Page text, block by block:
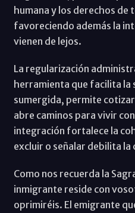
humana y los derechos de
favoreciendo además la
vienen de lejos.
La regularización
herramienta que facilita la
sumergida, permite
abre caminos para vivir
integración fortalece la
excluir o señalar debilita la
Como nos recuerda la
inmigrante reside con
oprimiréis. El emigrante